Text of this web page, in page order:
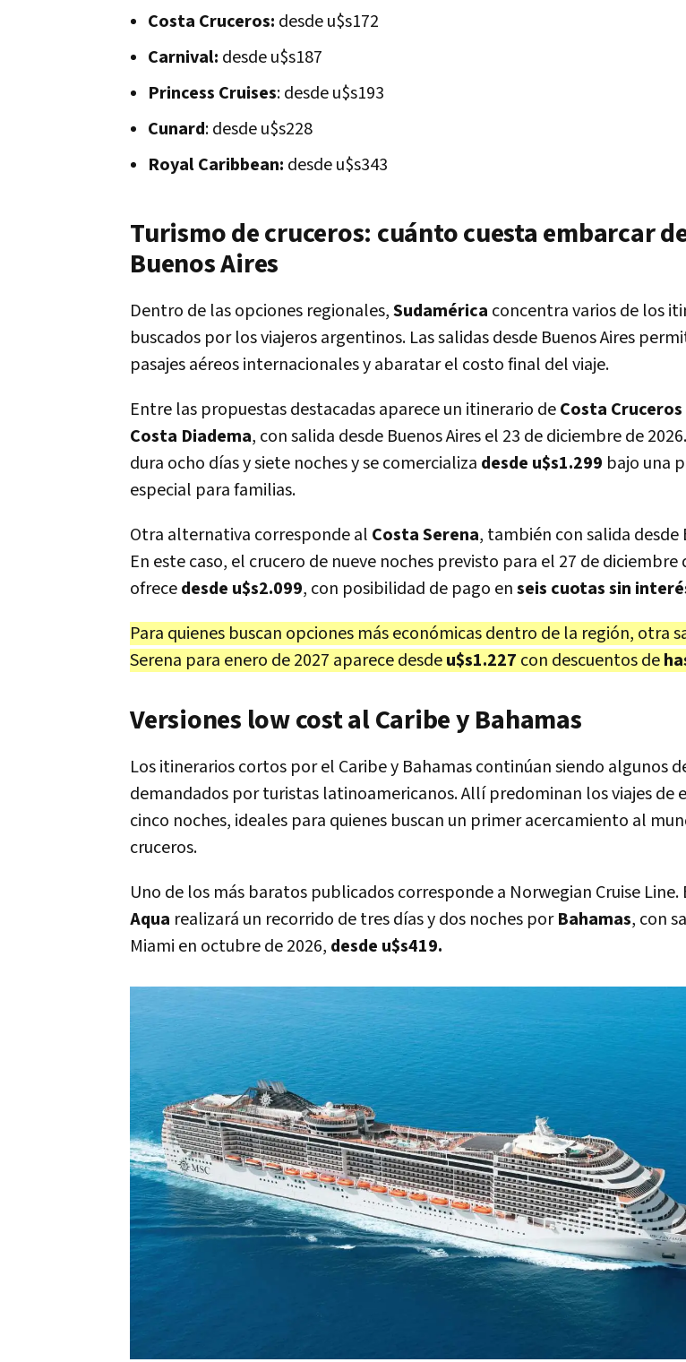
Costa Cruceros: desde u$s172
Carnival: desde u$s187
Princess Cruises: desde u$s193
Cunard: desde u$s228
Royal Caribbean: desde u$s343
Turismo de cruceros: cuánto cuesta embarcar
Buenos Aires
Dentro de las opciones regionales,Sudamérica concentra varios de los
buscados por los viajeros argentinos. Las salidas desde Buenos Aires
pasajes aéreos internacionales y abaratar el costo final del viaje.
Entre las propuestas destacadas aparece un itinerario deCosta Cruceros
Costa Diadema, con salida desde Buenos Aires el 23 de diciembre de
dura ocho días y siete noches y se comercializa desde u$s1.299 bajo una
especial para familias.
Otra alternativa corresponde al Costa Serena, también con salida desde
En este caso, el crucero de nueve noches previsto para el 27 de diciembre
ofrecedesde u$s2.099, con posibilidad de pago enseis cuotas sin
Para quienes buscan opciones más económicas dentro de la región, otra
Serena para enero de 2027 aparece desdeu$s1.227 con descuentos de
Versiones low cost al Caribe y Bahamas
Los itinerarios cortos por el Caribe y Bahamas continúan siendo algunos
demandados por turistas latinoamericanos. Allí predominan los viajes de
cinco noches, ideales para quienes buscan un primer acercamiento al
cruceros.
Uno de los más baratos publicados corresponde a Norwegian Cruise Line.
Aqua realizará un recorrido de tres días y dos noches porBahamas, con
Miami en octubre de 2026, desde u$s419.